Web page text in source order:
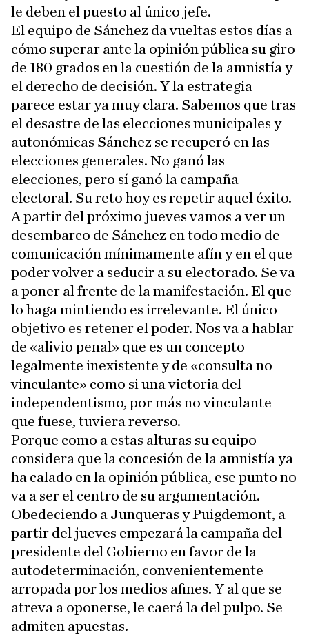
le deben el puesto al único jefe.
El equipo de Sánchez da vueltas estos días a
cómo superar ante la opinión pública su giro
de 180 grados en la cuestión de la amnistía y
el derecho de decisión. Y la estrategia
parece estar ya muy clara. Sabemos que tras
el desastre de las elecciones municipales y
autonómicas Sánchez se recuperó en las
elecciones generales. No ganó las
elecciones, pero sí ganó la campaña
electoral. Su reto hoy es repetir aquel éxito.
A partir del próximo jueves vamos a ver un
desembarco de Sánchez en todo medio de
comunicación mínimamente afín y en el que
poder volver a seducir a su electorado. Se va
a poner al frente de la manifestación. El que
lo haga mintiendo es irrelevante. El único
objetivo es retener el poder. Nos va a hablar
de «alivio penal» que es un concepto
legalmente inexistente y de «consulta no
vinculante» como si una victoria del
independentismo, por más no vinculante
que fuese, tuviera reverso.
Porque como a estas alturas su equipo
considera que la concesión de la amnistía ya
ha calado en la opinión pública, ese punto no
va a ser el centro de su argumentación.
Obedeciendo a Junqueras y Puigdemont, a
partir del jueves empezará la campaña del
presidente del Gobierno en favor de la
autodeterminación, convenientemente
arropada por los medios afines. Y al que se
atreva a oponerse, le caerá la del pulpo. Se
admiten apuestas.